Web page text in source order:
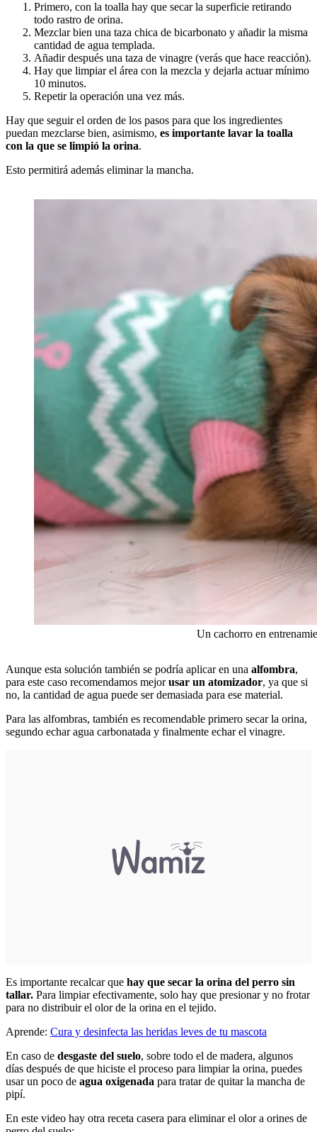
Primero, con la toalla hay que secar la superficie retirando
todo rastro de orina.
Mezclar bien una taza chica de bicarbonato y añadir la misma
cantidad de agua templada.
Añadir después una taza de vinagre (verás que hace reacción).
Hay que limpiar el área con la mezcla y dejarla actuar mínimo
10 minutos.
Repetir la operación una vez más.
Hay que seguir el orden de los pasos para que los ingredientes
puedan mezclarse bien, asimismo, es importante lavar la toalla
con la que se limpió la orina.
Esto permitirá además eliminar la mancha.
Un cachorro en
Aunque esta solución también se podría aplicar en una alfombra,
para este caso recomendamos mejorusar un atomizador, ya que si
no, la cantidad de agua puede ser demasiada para ese material.
Para las alfombras, también es recomendable primero secar la orina,
segundo echar agua carbonatada y finalmente echar el vinagre.
Es importante recalcar que hay que secar la orina del perro sin
tallar. Para limpiar efectivamente, solo hay que presionar y no frotar
para no distribuir el olor de la orina en el tejido.
Aprende: Cura y desinfecta las heridas leves de tu mascota
En caso de desgaste del suelo, sobre todo el de madera, algunos
días después de que hiciste el proceso para limpiar la orina, puedes
usar un poco de agua oxigenada para tratar de quitar la mancha de
pipí.
En este video hay otra receta casera para eliminar el olor a orines de